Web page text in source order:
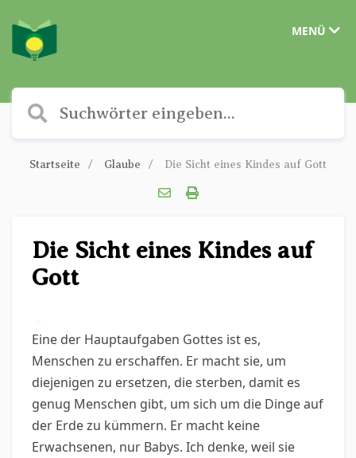
MENÜ
Startseite Glaube Die Sicht eines Kindes auf Gott
Die Sicht eines Kindes auf
Gott
Eine der Hauptaufgaben Gottes ist es,
Menschen zu erschaffen. Er macht sie, um
diejenigen zu ersetzen, die sterben, damit es
genug Menschen gibt, um sich um die Dinge auf
der Erde zu kümmern. Er macht keine
Erwachsenen, nur Babys. Ich denke, weil sie